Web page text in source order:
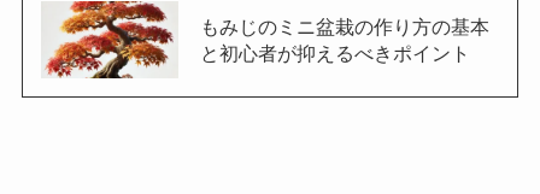
もみじのミニ盆栽の作り方の基本
と初心者が抑えるべきポイント